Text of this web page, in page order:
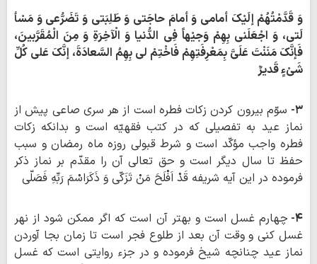
وَ قَدَّمْتُهُمْ إلَیْکَ أمامی وَ أمامَ حاجَتی وَ طَلِبَتی وَ تَضَرُّعی وَ مَسْأ
لَتی، وَ اجْعَلَنی بِهِمْ وَجیْهاً فِی الدُّنیا وَ الْآخِرَةِ وَ مِنَ الْمُقَرَّبینَ،
فَإنَّکَ مَنَنْتَ عَلَیَّ بِمَعْرِفَتِهِمْ فَاخْتِمْ لی بِهِمُ السَّعادَةَ، إنَّکَ عَلی کُلِّ
شَیْ‏ءٍ قَدیرٌ
۳- سوّم بیرون کردن زکات فطره است از هر سری صاعی پیش از
نماز عید به تفصیلی که در کتب فقهیّه است و بدانکه زکات
فطره واجب مؤکّد است و شرط قبولی روزه ماه رمضان و سبب
حفظ تا سال دیگر است و حق تعالی آن را مقدّم بر نماز ذکر
فرموده در این آیه شریفه قَدْ اَفْلَحَ مَنْ تَزَکّی وَ ذَکَرَاسْمَ رَبِّهِ فَصَلّی
۴- چهارم غسل است و بهتر آن است که اگر ممکن شود از نهر
غسل کنی و وقت آن بعد از طلوع فجر است تا زمان بجا آوردن
نماز عید چنانچه شیخ فرموده و در جزء روایتی است که غسل